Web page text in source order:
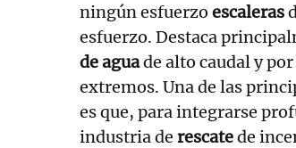
ningún esfuerzo escaleras
esfuerzo. Destaca
de aguade alto caudal y por
extremos. Una de las
es que, para integrarse
industria de rescatede